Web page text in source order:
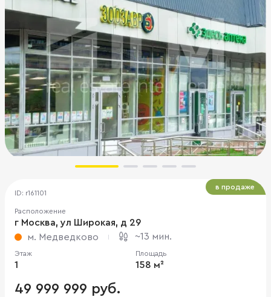
ID: r161101
Расположение
г Москва, ул Широкая, д 29
м. Медведково
~13 мин.
Этаж
1
Площадь
158 м²
49 999 999 руб.
в продаже